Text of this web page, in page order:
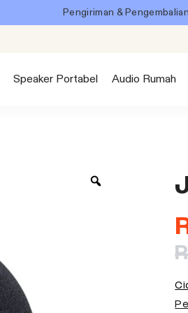
Pengiriman & Pengembalian
Speaker Portabel Audio Rumah